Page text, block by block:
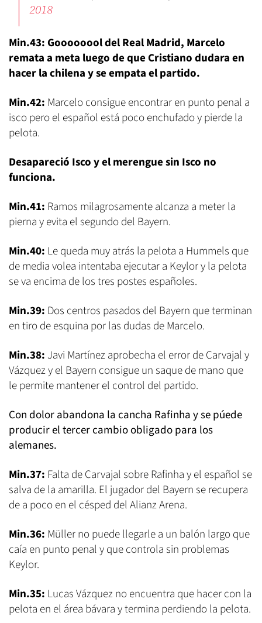
2018
Min.43: Goooooool del Real Madrid, Marcelo
remata a meta luego de que Cristiano dudara en
hacer la chilena y se empata el partido.
Min.42: Marcelo consigue encontrar en punto penal a
isco pero el español está poco enchufado y pierde la
pelota.
Desapareció Isco y el merengue sin Isco no
funciona.
Min.41: Ramos milagrosamente alcanza a meter la
pierna y evita el segundo del Bayern.
Min.40: Le queda muy atrás la pelota a Hummels que
de media volea intentaba ejecutar a Keylor y la pelota
se va encima de los tres postes españoles.
Min.39: Dos centros pasados del Bayern que terminan
en tiro de esquina por las dudas de Marcelo.
Min.38: Javi Martínez aprobecha el error de Carvajal y
Vázquez y el Bayern consigue un saque de mano que
le permite mantener el control del partido.
Con dolor abandona la cancha Rafinha y se púede
producir el tercer cambio obligado para los
alemanes.
Min.37: Falta de Carvajal sobre Rafinha y el español se
salva de la amarilla. El jugador del Bayern se recupera
de a poco en el césped del Alianz Arena.
Min.36: Müller no puede llegarle a un balón largo que
caía en punto penal y que controla sin problemas
Keylor.
Min.35: Lucas Vázquez no encuentra que hacer con la
pelota en el área bávara y termina perdiendo la pelota.